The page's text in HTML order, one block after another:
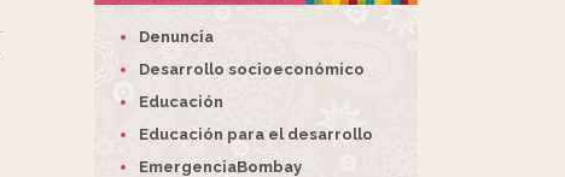
Denuncia
Desarrollo socioeconómico
Educación
Educación para el desarrollo
EmergenciaBombay